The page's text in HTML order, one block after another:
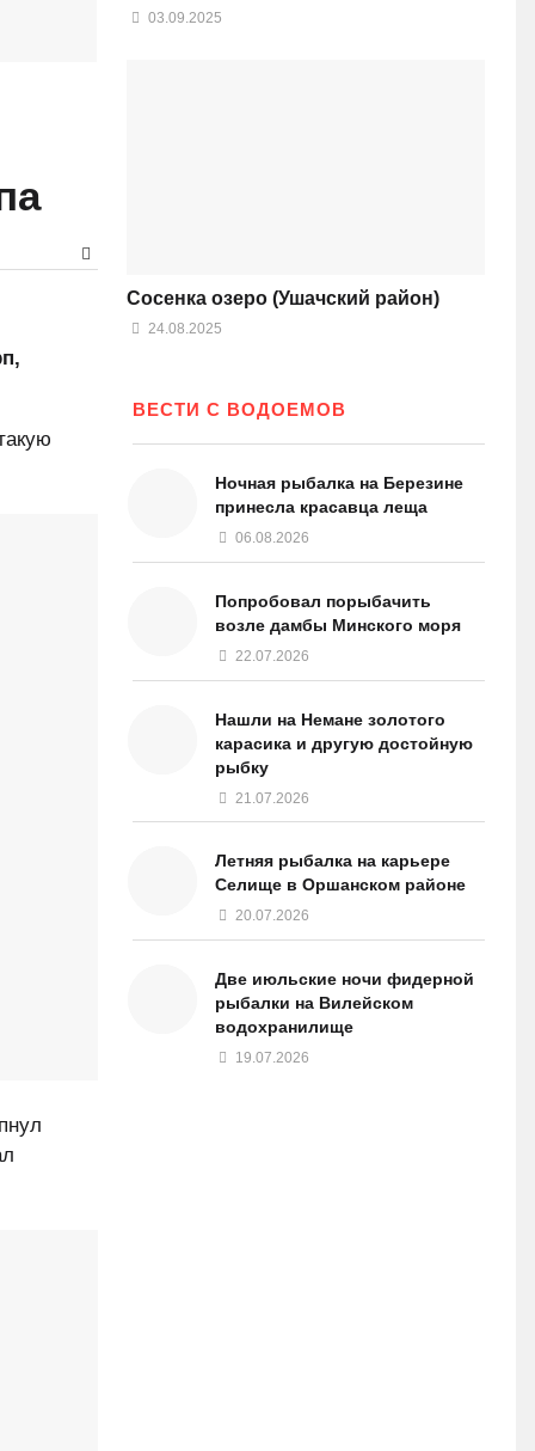
03.09.2025
Сосенка озеро (Ушачский район)
24.08.2025
ВЕСТИ С ВОДОЕМОВ
Ночная рыбалка на Березине
принесла красавца леща
06.08.2026
Попробовал порыбачить
возле дамбы Минского моря
22.07.2026
Нашли на Немане золотого
карасика и другую достойную
рыбку
21.07.2026
Летняя рыбалка на карьере
Селище в Оршанском районе
20.07.2026
Две июльские ночи фидерной
рыбалки на Вилейском
водохранилище
19.07.2026